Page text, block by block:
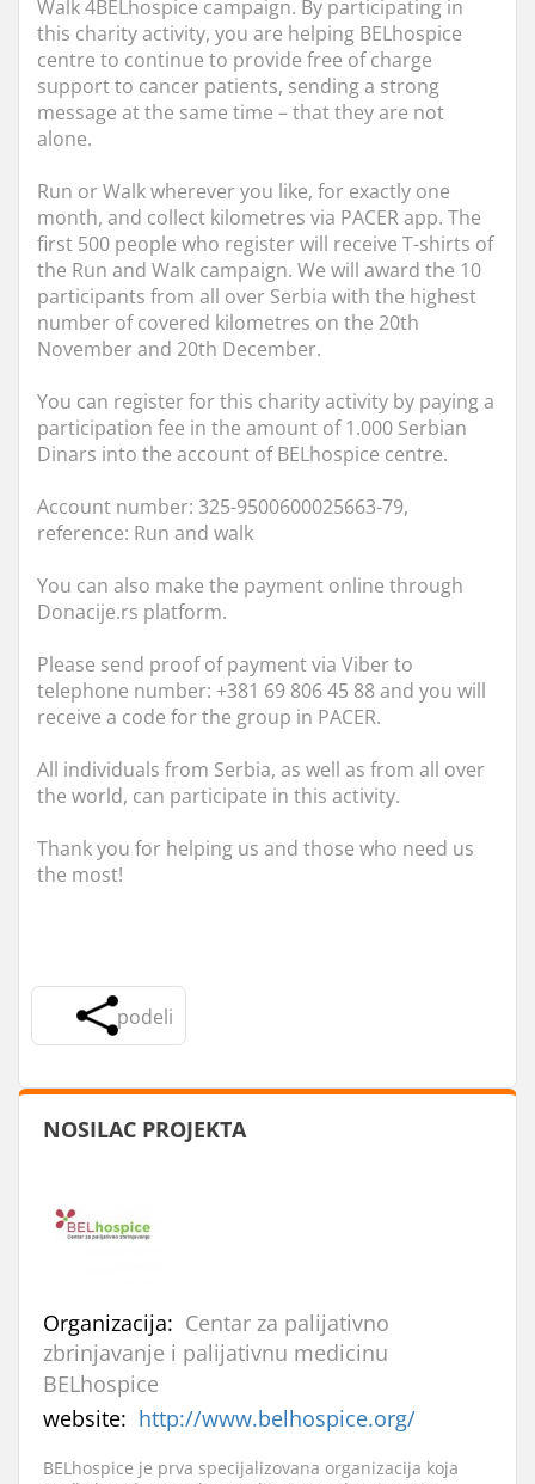
Walk 4BELhospice campaign. By participating in
this charity activity, you are helping BELhospice
centre to continue to provide free of charge
support to cancer patients, sending a strong
message at the same time – that they are not
alone.
Run or Walk wherever you like, for exactly one
month, and collect kilometres via PACER app. The
first 500 people who register will receive T-shirts of
the Run and Walk campaign. We will award the 10
participants from all over Serbia with the highest
number of covered kilometres on the 20th
November and 20th December.
You can register for this charity activity by paying a
participation fee in the amount of 1.000 Serbian
Dinars into the account of BELhospice centre.
Account number: 325-9500600025663-79,
reference: Run and walk
You can also make the payment online through
Donacije.rs platform.
Please send proof of payment via Viber to
telephone number: +381 69 806 45 88 and you will
receive a code for the group in PACER.
All individuals from Serbia, as well as from all over
the world, can participate in this activity.
Thank you for helping us and those who need us
the most!
podeli
NOSILAC PROJEKTA
Organizacija: Centar za palijativno
zbrinjavanje i palijativnu medicinu
BELhospice
website: http://www.belhospice.org/
BELhospice je prva specijalizovana organizacija koja